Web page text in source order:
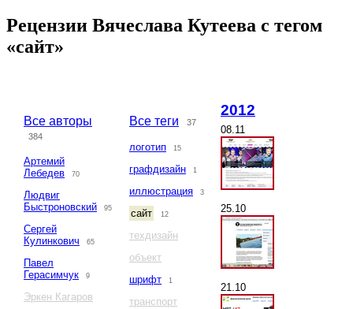
Рецензии Вячеслава Кутеева с тегом
«сайт»
Все авторы
384
Артемий
Лебедев
70
Людвиг
Быстроновский
95
Сергей
Кулинкович
65
Павел
Герасимчук
9
Эркен Кагаров
Все теги 37
логотип 15
графдизайн 1
иллюстрация 3
сайт 12
техдизайн
объект
шрифт
1
транспорт
2012
08.11
25.10
21.10